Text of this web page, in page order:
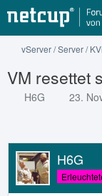
vServer / Server /
VM resettet
H6G 23.
H6G